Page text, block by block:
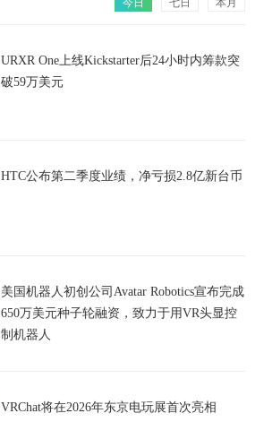
今日 七日 本月
URXR One上线Kickstarter后24小时内筹款突
破59万美元
HTC公布第二季度业绩，净亏损2.8亿新台币
美国机器人初创公司Avatar Robotics宣布完成
650万美元种子轮融资，致力于用VR头显控
制机器人
VRChat将在2026年东京电玩展首次亮相